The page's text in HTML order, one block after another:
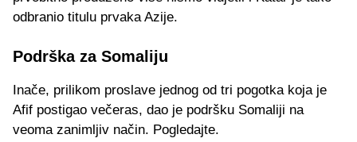
odbranio titulu prvaka Azije.
Podrška za Somaliju
Inače, prilikom proslave jednog od tri pogotka koja je
Afif postigao večeras, dao je podršku Somaliji na
veoma zanimljiv način. Pogledajte.